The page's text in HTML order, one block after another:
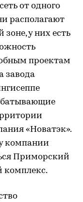
от одного
располагают
зоне, у них есть
проектам
завода
«Новатэк».
компании
Приморский
комплекс.